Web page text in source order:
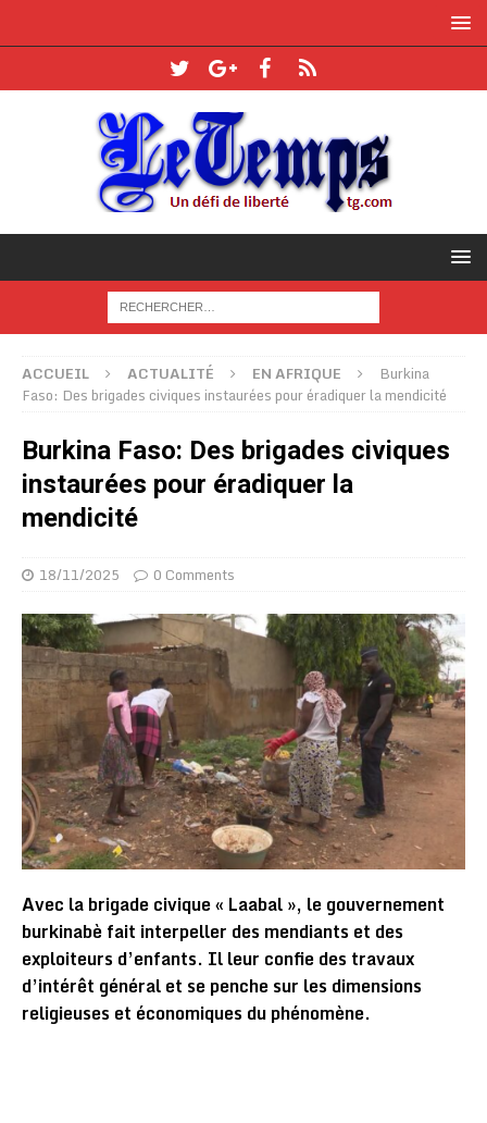
ACCUEIL ACTUALITÉ EN AFRIQUE
Burkina
Faso: Des brigades civiques instaurées pour éradiquer la mendicité
Burkina Faso: Des brigades civiques
instaurées pour éradiquer la
mendicité
18/11/2025 0 Comments
Avec la brigade civique « Laabal », le gouvernement
burkinabè fait interpeller des mendiants et des
exploiteurs d’enfants. Il leur confie des travaux
d’intérêt général et se penche sur les dimensions
religieuses et économiques du phénomène.